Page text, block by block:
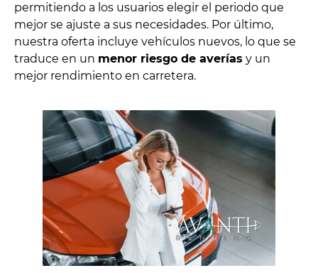
permitiendo a los usuarios elegir el periodo que
mejor se ajuste a sus necesidades. Por último,
nuestra oferta incluye vehículos nuevos, lo que se
traduce en un menor riesgo de averías y un
mejor rendimiento en carretera.